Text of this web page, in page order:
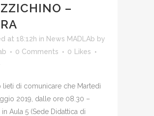
–
at 18:12h in News MADLAb by
0 Comments 0 Likes
lieti di comunicare che Martedì
2019, dalle ore 08.30 –
in Aula 5 (Sede Didattica di